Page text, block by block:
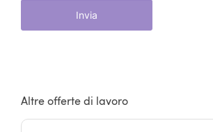
Invia
Altre offerte di lavoro